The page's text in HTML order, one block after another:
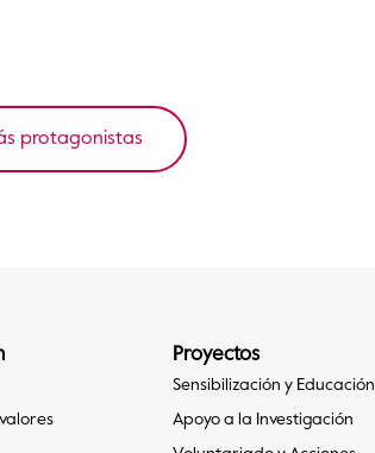
protagonistas
Proyectos
Sensibilización y Educación
Apoyo a la Investigación